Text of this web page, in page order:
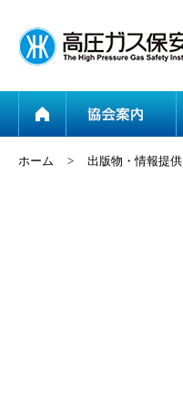
ホーム > 出版物・情報提供